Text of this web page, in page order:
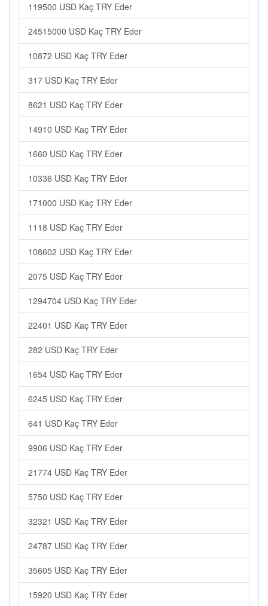
119500 USD Kaç TRY Eder
24515000 USD Kaç TRY Eder
10872 USD Kaç TRY Eder
317 USD Kaç TRY Eder
8621 USD Kaç TRY Eder
14910 USD Kaç TRY Eder
1660 USD Kaç TRY Eder
10336 USD Kaç TRY Eder
171000 USD Kaç TRY Eder
1118 USD Kaç TRY Eder
108602 USD Kaç TRY Eder
2075 USD Kaç TRY Eder
1294704 USD Kaç TRY Eder
22401 USD Kaç TRY Eder
282 USD Kaç TRY Eder
1654 USD Kaç TRY Eder
6245 USD Kaç TRY Eder
641 USD Kaç TRY Eder
9906 USD Kaç TRY Eder
21774 USD Kaç TRY Eder
5750 USD Kaç TRY Eder
32321 USD Kaç TRY Eder
24787 USD Kaç TRY Eder
35605 USD Kaç TRY Eder
15920 USD Kaç TRY Eder